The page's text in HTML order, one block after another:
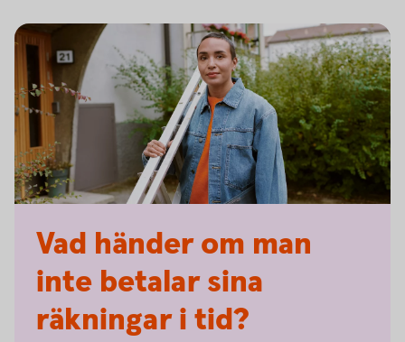
Vad händer om man
inte betalar sina
räkningar i tid?